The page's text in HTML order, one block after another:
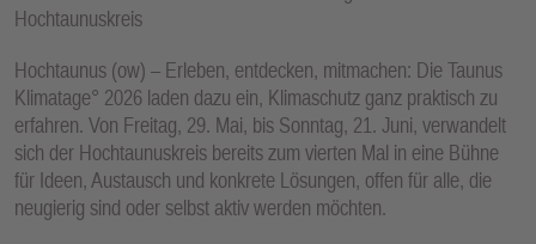
Hochtaunuskreis
Hochtaunus (ow) – Erleben, entdecken, mitmachen: Die Taunus
Klimatage° 2026 laden dazu ein, Klimaschutz ganz praktisch zu
erfahren. Von Freitag, 29. Mai, bis Sonntag, 21. Juni, verwandelt
sich der Hochtaunuskreis bereits zum vierten Mal in eine Bühne
für Ideen, Austausch und konkrete Lösungen, offen für alle, die
neugierig sind oder selbst aktiv werden möchten.